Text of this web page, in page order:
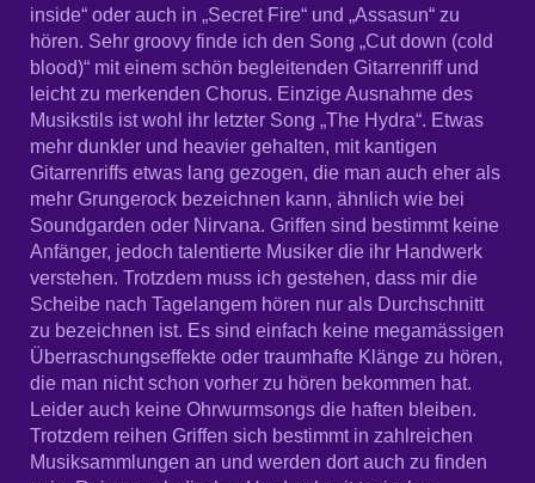
inside“ oder auch in „Secret Fire“ und „Assasun“ zu
hören. Sehr groovy finde ich den Song „Cut down (cold
blood)“ mit einem schön begleitenden Gitarrenriff und
leicht zu merkenden Chorus. Einzige Ausnahme des
Musikstils ist wohl ihr letzter Song „The Hydra“. Etwas
mehr dunkler und heavier gehalten, mit kantigen
Gitarrenriffs etwas lang gezogen, die man auch eher als
mehr Grungerock bezeichnen kann, ähnlich wie bei
Soundgarden oder Nirvana. Griffen sind bestimmt keine
Anfänger, jedoch talentierte Musiker die ihr Handwerk
verstehen. Trotzdem muss ich gestehen, dass mir die
Scheibe nach Tagelangem hören nur als Durchschnitt
zu bezeichnen ist. Es sind einfach keine megamässigen
Überraschungseffekte oder traumhafte Klänge zu hören,
die man nicht schon vorher zu hören bekommen hat.
Leider auch keine Ohrwurmsongs die haften bleiben.
Trotzdem reihen Griffen sich bestimmt in zahlreichen
Musiksammlungen an und werden dort auch zu finden